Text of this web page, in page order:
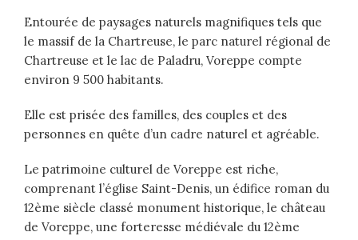
Entourée de paysages naturels magnifiques tels que
le massif de la Chartreuse, le parc naturel régional de
Chartreuse et le lac de Paladru, Voreppe compte
environ 9 500 habitants.
Elle est prisée des familles, des couples et des
personnes en quête d’un cadre naturel et agréable.
Le patrimoine culturel de Voreppe est riche,
comprenant l’église Saint-Denis, un édifice roman du
12ème siècle classé monument historique, le château
de Voreppe, une forteresse médiévale du 12ème